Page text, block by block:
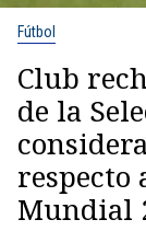
Fútbol
Club
de la
respecto
Mundial